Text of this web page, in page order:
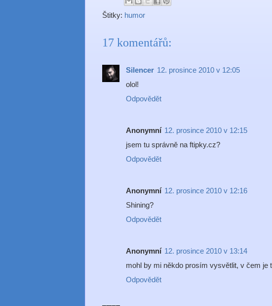
Štitky: humor
17 komentářů:
Silencer 12. prosince 2010 v 12:05
olol!
Odpovědět
Anonymní 12. prosince 2010 v 12:15
jsem tu správně na ftipky.cz?
Odpovědět
Anonymní 12. prosince 2010 v 12:16
Shining?
Odpovědět
Anonymní 12. prosince 2010 v 13:14
mohl by mi někdo prosím vysvětlit, v čem je
Odpovědět